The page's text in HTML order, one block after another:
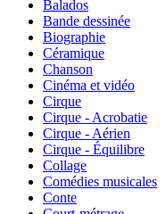
Balados
Bande dessinée
Biographie
Céramique
Chanson
Cinéma et vidéo
Cirque
Cirque - Acrobatie
Cirque - Aérien
Cirque - Équilibre
Collage
Comédies musicales
Conte